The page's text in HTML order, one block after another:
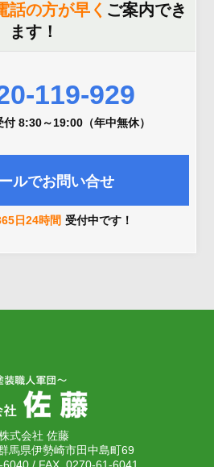
話の方が早く ご案内でき
ます！
119-929
付 8:30～19:00（年中無休）
ルでお問い合せ
日24時間 受付中です！
式会社 佐藤
馬県伊勢崎市田中島町69